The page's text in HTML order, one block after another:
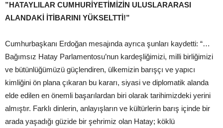
”HATAYLILAR CUMHURİYETİMİZİN ULUSLARARASI
ALANDAKİ İTİBARINI YÜKSELTTİ!”
Cumhurbaşkanı Erdoğan mesajında ayrıca şunları kaydetti: “…
Bağımsız Hatay Parlamentosu’nun kardeşliğimizi, milli birliğimizi
ve bütünlüğümüzü güçlendiren, ülkemizin barışçı ve yapıcı
kimliğini ön plana çıkaran bu kararı, siyasi ve diplomatik alanda
elde edilen en önemli başarılardan biri olarak tarihimizdeki yerini
almıştır. Farklı dinlerin, anlayışların ve kültürlerin barış içinde bir
arada yaşadığı güzide bir şehrimiz olan Hatay; köklü